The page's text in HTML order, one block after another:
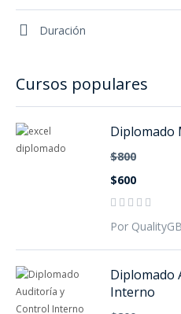
Duración
Cursos populares
Diplomado
$800
$600
Por QualityGB
Diplomado
Interno